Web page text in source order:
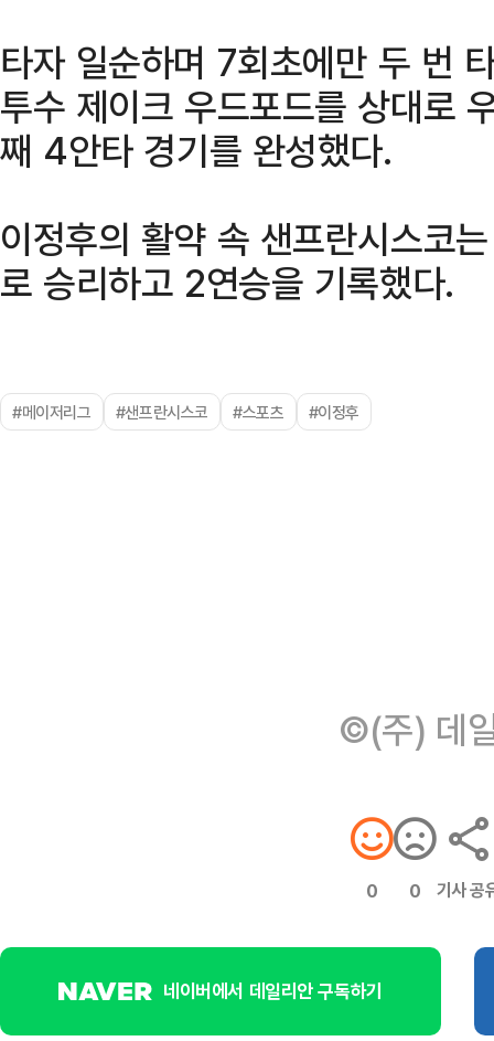
타자 일순하며 7회초에만 두 번
투수 제이크 우드포드를 상대로
째 4안타 경기를 완성했다.
이정후의 활약 속 샌프란시스코
로 승리하고 2연승을 기록했다.
#메이저리그 #샌프란시스코 #스포츠 #이정후
©(주) 데
0 0 기사 공
네이버에서 데일리안 구독하기